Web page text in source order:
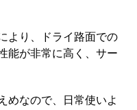
より、ドライ路面での
能が非常に高く、サー
めなので、日常使いよ